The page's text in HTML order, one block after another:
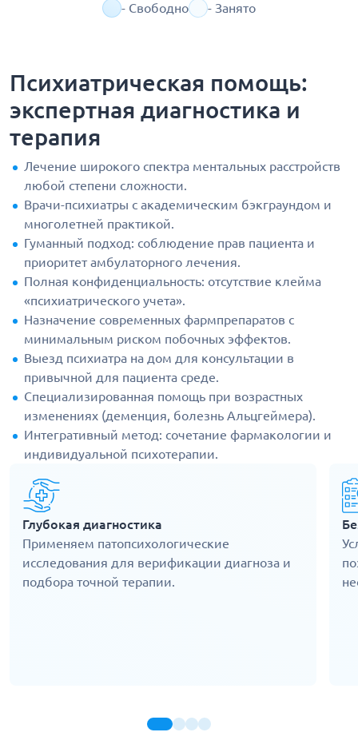
- Свободно - Занято
Психиатрическая помощь:
экспертная диагностика и
терапия
Лечение широкого спектра ментальных расстройств
любой степени сложности.
Врачи-психиатры с академическим бэкграундом и
многолетней практикой.
Гуманный подход: соблюдение прав пациента и
приоритет амбулаторного лечения.
Полная конфиденциальность: отсутствие клейма
«психиатрического учета».
Назначение современных фармпрепаратов с
минимальным риском побочных эффектов.
Выезд психиатра на дом для консультации в
привычной для пациента среде.
Специализированная помощь при возрастных
изменениях (деменция, болезнь Альцгеймера).
Интегративный метод: сочетание фармакологии и
индивидуальной психотерапии.
Глубокая диагностика
Применяем патопсихологические
исследования для верификации диагноза и
подбора точной терапии.